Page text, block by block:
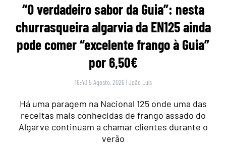
“O verdadeiro sabor da Guia”: nesta
churrasqueira algarvia da EN125 ainda
pode comer “excelente frango à Guia”
por 6,50€
16:40 5 Agosto, 2026 |João Luís
Há uma paragem na Nacional 125 onde uma das
receitas mais conhecidas de frango assado do
Algarve continuam a chamar clientes durante o
verão